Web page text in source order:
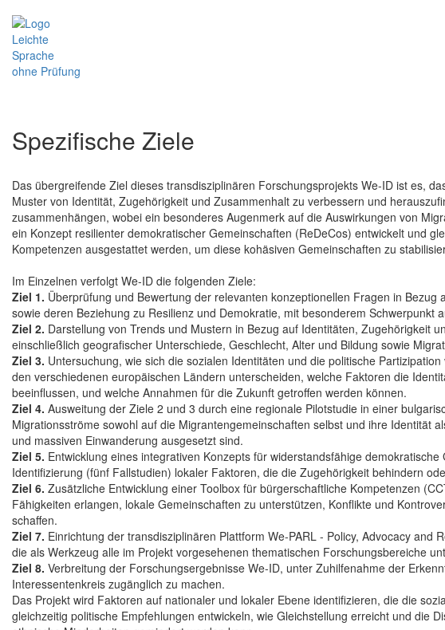
Spezifische Ziele
Das übergreifende Ziel dieses transdisziplinären Forschungsprojekts We-ID ist es,
Muster von Identität, Zugehörigkeit und Zusammenhalt zu verbessern und
zusammenhängen, wobei ein besonderes Augenmerk auf die Auswirkungen von
ein Konzept resilienter demokratischer Gemeinschaften (ReDeCos) entwickelt und
Kompetenzen ausgestattet werden, um diese kohäsiven Gemeinschaften zu
Im Einzelnen verfolgt We-ID die folgenden Ziele:
Ziel 1. Überprüfung und Bewertung der relevanten konzeptionellen Fragen in
sowie deren Beziehung zu Resilienz und Demokratie, mit besonderem Schwerpunkt
Ziel 2. Darstellung von Trends und Mustern in Bezug auf Identitäten, Zugehörigkeit
einschließlich geografischer Unterschiede, Geschlecht, Alter und Bildung sowie
Ziel 3. Untersuchung, wie sich die sozialen Identitäten und die politische
den verschiedenen europäischen Ländern unterscheiden, welche Faktoren die
beeinflussen, und welche Annahmen für die Zukunft getroffen werden können.
Ziel 4. Ausweitung der Ziele 2 und 3 durch eine regionale Pilotstudie in einer
Migrationsströme sowohl auf die Migrantengemeinschaften selbst und ihre Identität
und massiven Einwanderung ausgesetzt sind.
Ziel 5. Entwicklung eines integrativen Konzepts für widerstandsfähige
Identifizierung (fünf Fallstudien) lokaler Faktoren, die die Zugehörigkeit behindern
Ziel 6. Zusätzliche Entwicklung einer Toolbox für bürgerschaftliche Kompetenzen
Fähigkeiten erlangen, lokale Gemeinschaften zu unterstützen, Konflikte und
schaffen.
Ziel 7. Einrichtung der transdisziplinären Plattform We-PARL - Policy, Advocacy and
die als Werkzeug alle im Projekt vorgesehenen thematischen Forschungsbereiche
Ziel 8. Verbreitung der Forschungsergebnisse We-ID, unter Zuhilfenahme der
Interessentenkreis zugänglich zu machen.
Das Projekt wird Faktoren auf nationaler und lokaler Ebene identifizieren, die die
gleichzeitig politische Empfehlungen entwickeln, wie Gleichstellung erreicht und die